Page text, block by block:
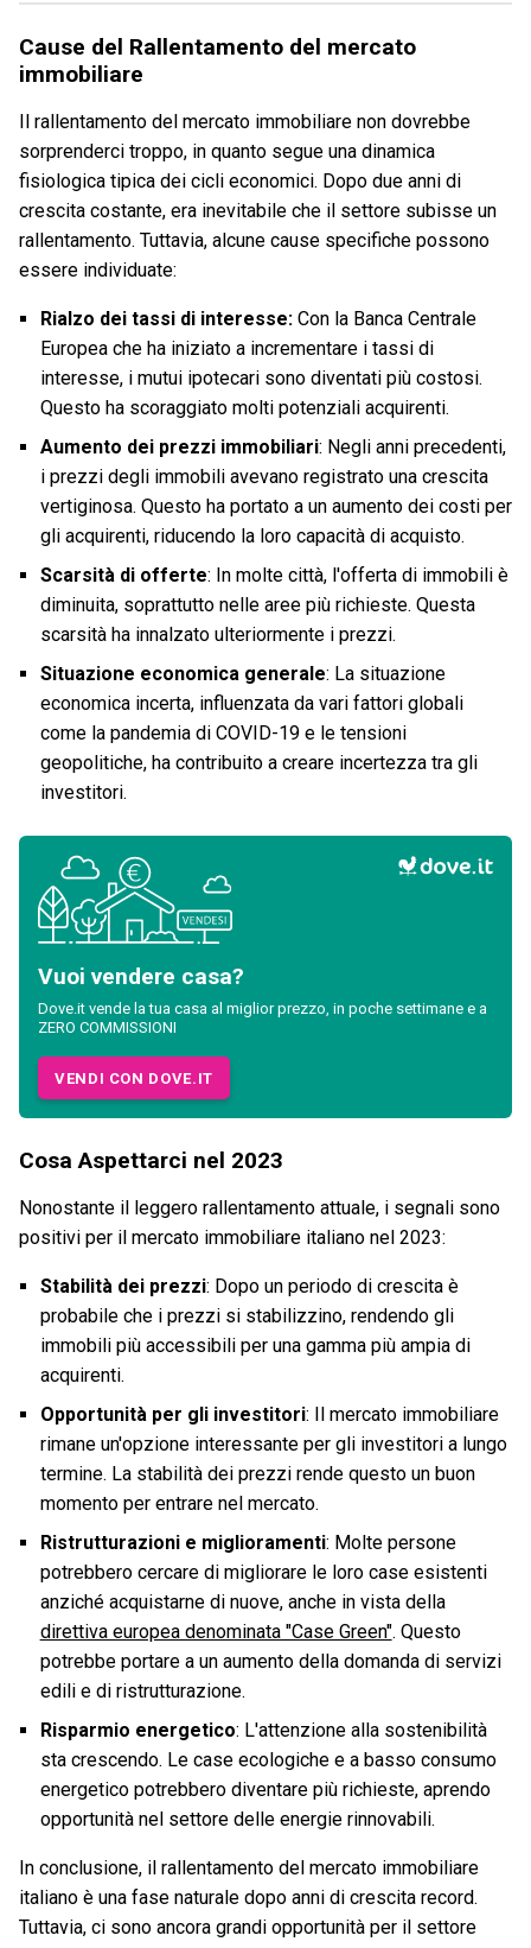
Cause del Rallentamento del mercato
immobiliare
Il rallentamento del mercato immobiliare non dovrebbe
sorprenderci troppo, in quanto segue una dinamica
fisiologica tipica dei cicli economici. Dopo due anni di
crescita costante, era inevitabile che il settore subisse un
rallentamento. Tuttavia, alcune cause specifiche possono
essere individuate:
Rialzo dei tassi di interesse:Con la Banca Centrale
Europea che ha iniziato a incrementare i tassi di
interesse, i mutui ipotecari sono diventati più costosi.
Questo ha scoraggiato molti potenziali acquirenti.
Aumento dei prezzi immobiliari: Negli anni precedenti,
i prezzi degli immobili avevano registrato una crescita
vertiginosa. Questo ha portato a un aumento dei costi per
gli acquirenti, riducendo la loro capacità di acquisto.
Scarsità di offerte: In molte città, l'offerta di immobili è
diminuita, soprattutto nelle aree più richieste. Questa
scarsità ha innalzato ulteriormente i prezzi.
Situazione economica generale: La situazione
economica incerta, influenzata da vari fattori globali
come la pandemia di COVID-19 e le tensioni
geopolitiche, ha contribuito a creare incertezza tra gli
investitori.
Vuoi vendere casa?
Dove.it vende la tua casa al miglior prezzo, in poche settimane e a
ZERO COMMISSIONI
VENDI CON DOVE.IT
Cosa Aspettarci nel 2023
Nonostante il leggero rallentamento attuale, i segnali sono
positivi per il mercato immobiliare italiano nel 2023:
Stabilità dei prezzi: Dopo un periodo di crescita è
probabile che i prezzi si stabilizzino, rendendo gli
immobili più accessibili per una gamma più ampia di
acquirenti.
Opportunità per gli investitori: Il mercato immobiliare
rimane un'opzione interessante per gli investitori a lungo
termine. La stabilità dei prezzi rende questo un buon
momento per entrare nel mercato.
Ristrutturazioni e miglioramenti: Molte persone
potrebbero cercare di migliorare le loro case esistenti
anziché acquistarne di nuove, anche in vista della
direttiva europea denominata "Case Green". Questo
potrebbe portare a un aumento della domanda di servizi
edili e di ristrutturazione.
Risparmio energetico: L'attenzione alla sostenibilità
sta crescendo. Le case ecologiche e a basso consumo
energetico potrebbero diventare più richieste, aprendo
opportunità nel settore delle energie rinnovabili.
In conclusione, il rallentamento del mercato immobiliare
italiano è una fase naturale dopo anni di crescita record.
Tuttavia, ci sono ancora grandi opportunità per il settore